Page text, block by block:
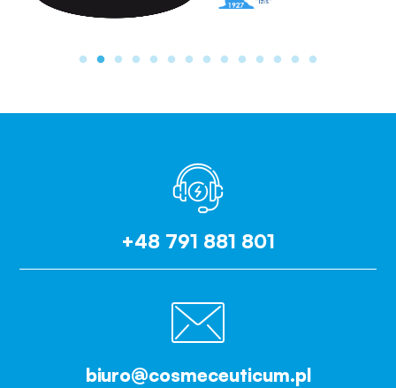
+48 791 881 801
biuro@cosmeceuticum.pl